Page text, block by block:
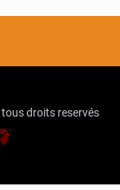
tous droits reservés